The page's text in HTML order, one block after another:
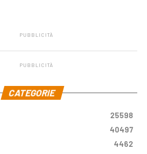
PUBBLICITÀ
PUBBLICITÀ
CATEGORIE
25598
40497
4462